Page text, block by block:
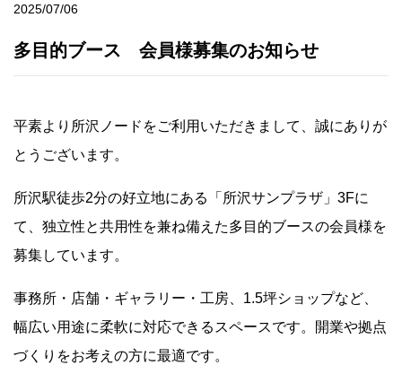
2025/07/06
多目的ブース 会員様募集のお知らせ
平素より所沢ノードをご利用いただきまして、誠にありが
とうございます。
所沢駅徒歩2分の好立地にある「所沢サンプラザ」3Fに
て、独立性と共用性を兼ね備えた多目的ブースの会員様を
募集しています。
事務所・店舗・ギャラリー・工房、1.5坪ショップなど、
幅広い用途に柔軟に対応できるスペースです。開業や拠点
づくりをお考えの方に最適です。